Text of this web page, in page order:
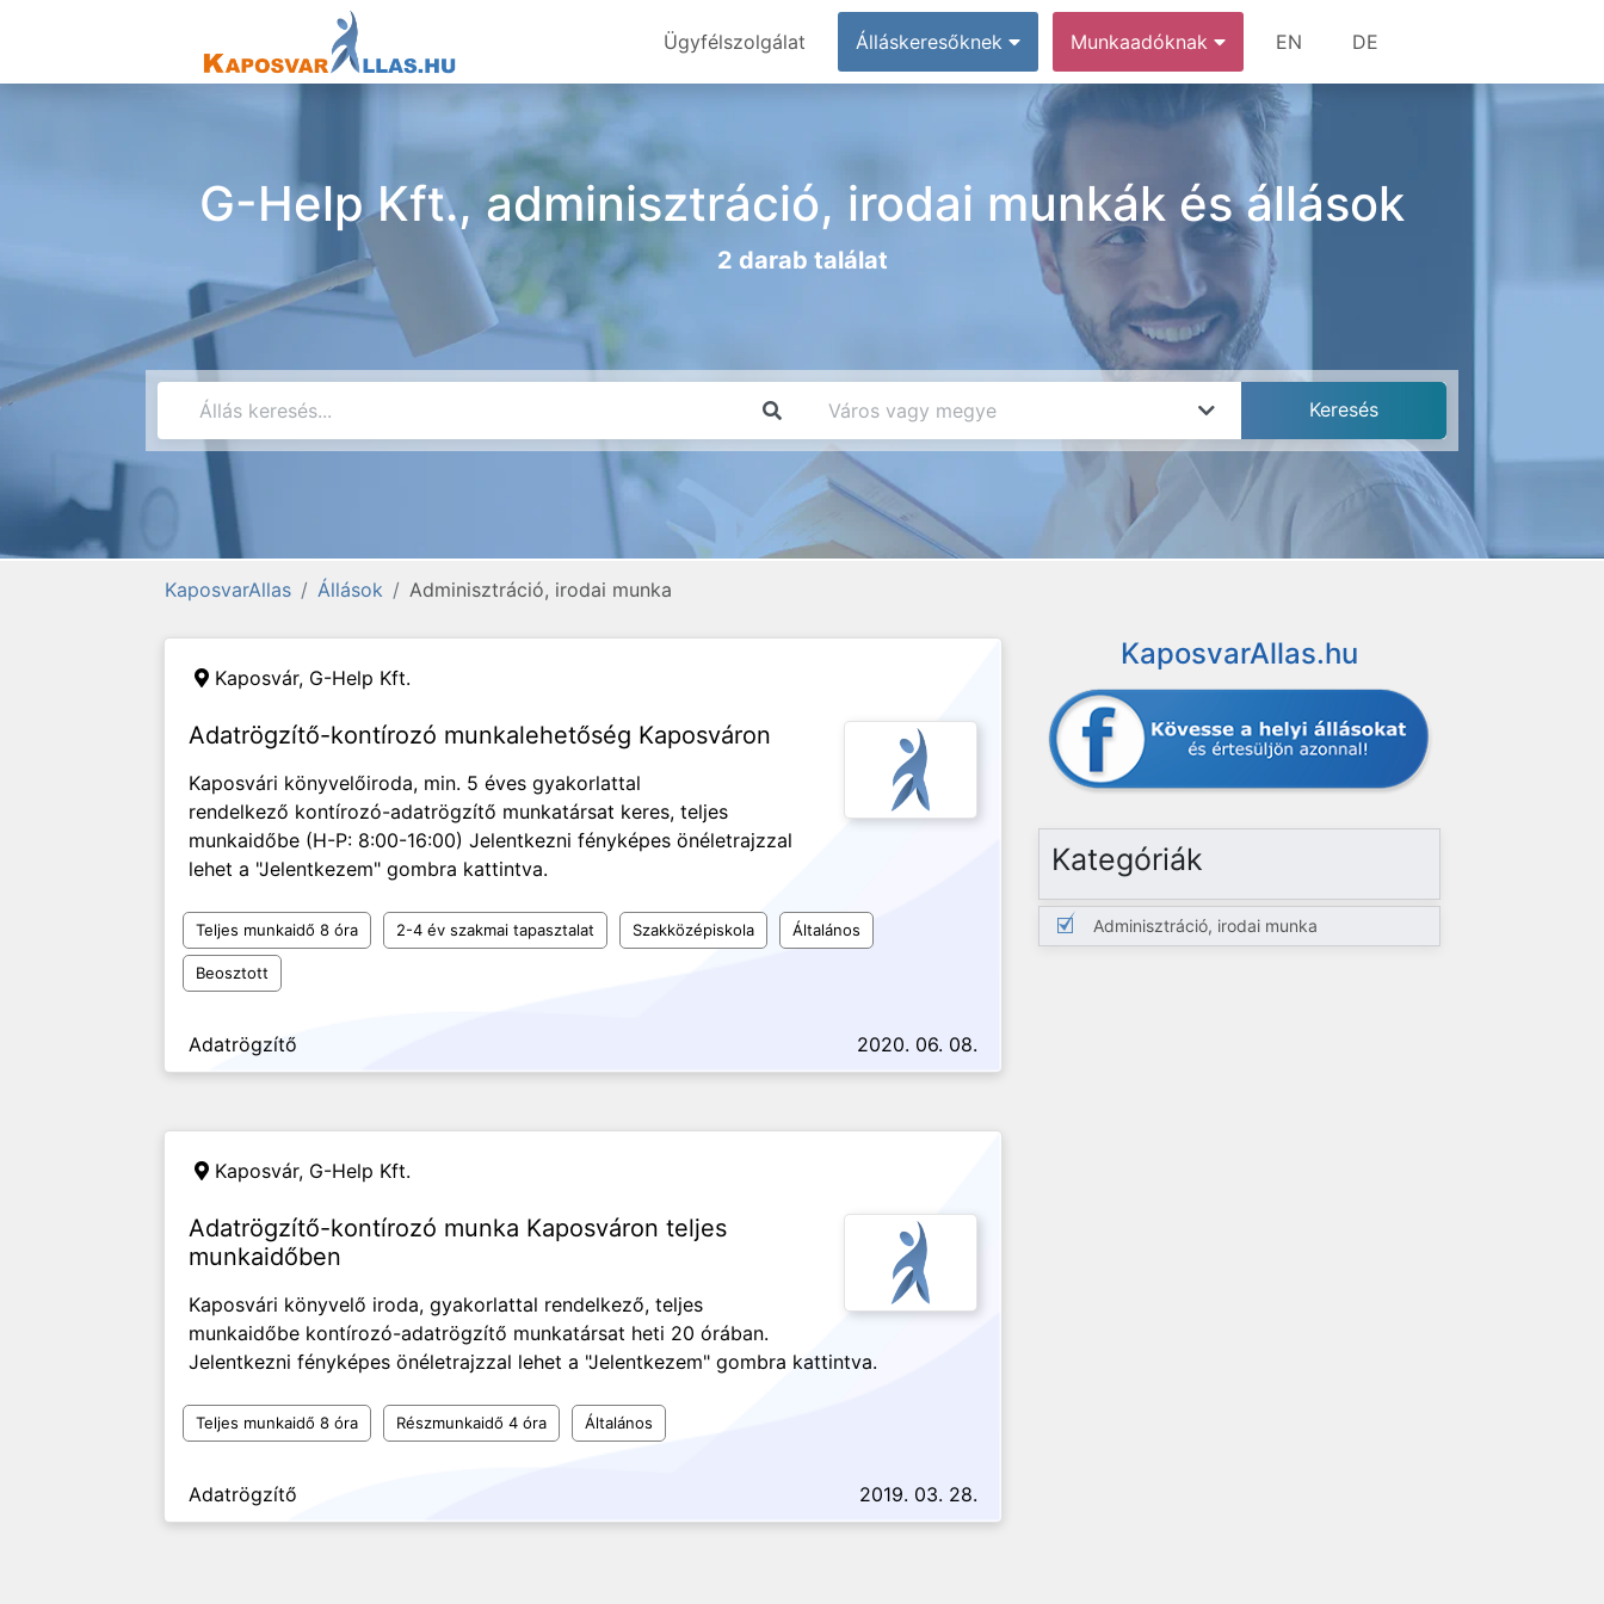
Ügyfélszolgálat Álláskeresőknek Munkaadóknak EN DE
G-Help Kft., adminisztráció, irodai munkák és állások
2 darab találat
KaposvarAllas Állások Adminisztráció, irodai munka
Kaposvár, G-Help Kft.
Adatrögzítő-kontírozó munkalehetőség Kaposváron
Kaposvári könyvelőiroda, min. 5 éves gyakorlattal
rendelkező kontírozó-adatrögzítő munkatársat keres, teljes
munkaidőbe (H-P: 8:00-16:00) Jelentkezni fényképes önéletrajzzal
lehet a "Jelentkezem" gombra kattintva.
Teljes munkaidő 8 óra 2-4 év szakmai tapasztalat Szakközépiskola Általános
Beosztott
Adatrögzítő 2020. 06. 08.
Kaposvár, G-Help Kft.
Adatrögzítő-kontírozó munka Kaposváron teljes
munkaidőben
Kaposvári könyvelő iroda, gyakorlattal rendelkező, teljes
munkaidőbe kontírozó-adatrögzítő munkatársat heti 20 órában.
Jelentkezni fényképes önéletrajzzal lehet a "Jelentkezem" gombra kattintva.
Teljes munkaidő 8 óra Részmunkaidő 4 óra Általános
Adatrögzítő 2019. 03. 28.
KaposvarAllas.hu
Kategóriák
Adminisztráció, irodai munka